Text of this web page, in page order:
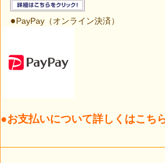
●PayPay（オンライン決済）
●お支払いについて詳しくはこち